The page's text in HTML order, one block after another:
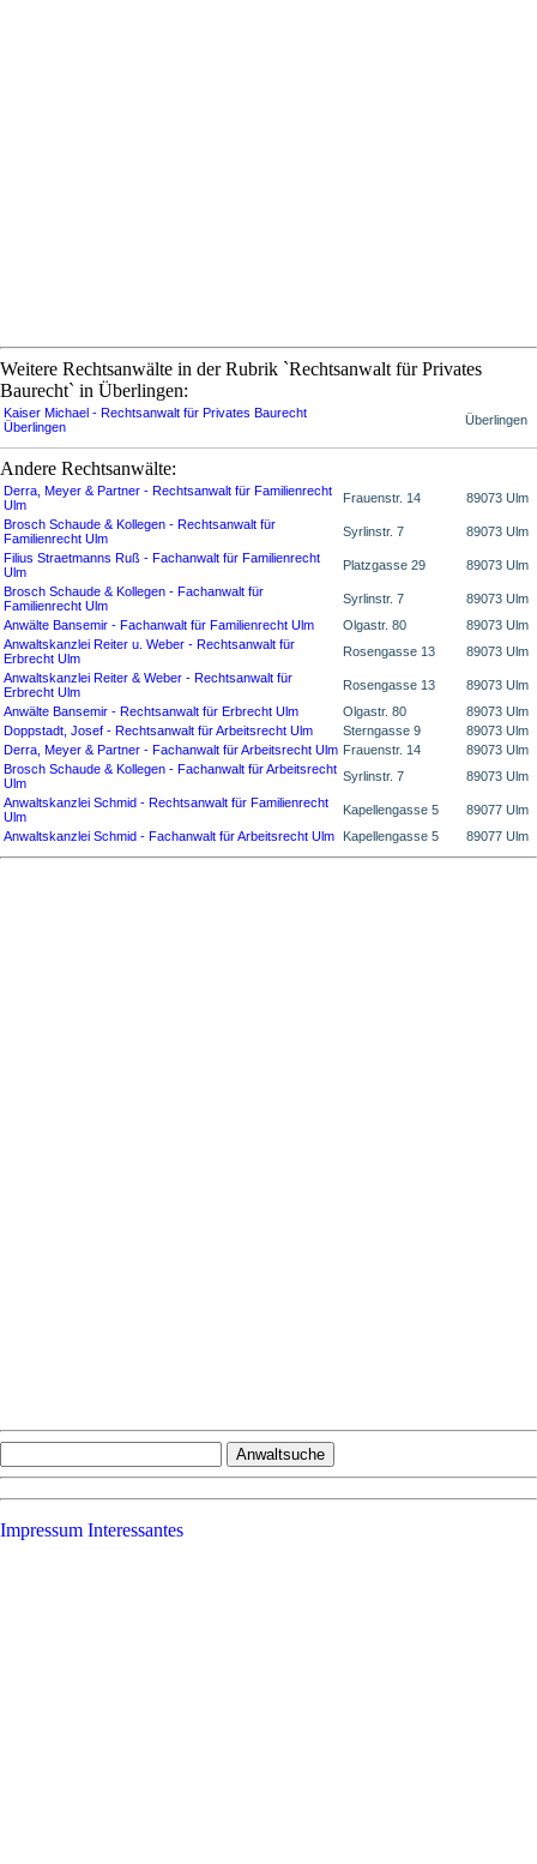
Weitere Rechtsanwälte in der Rubrik `Rechtsanwalt für Privates
Baurecht` in Überlingen:
Kaiser Michael - Rechtsanwalt für Privates Baurecht
Überlingen
Überlingen
Andere Rechtsanwälte:
Derra, Meyer & Partner - Rechtsanwalt für Familienrecht
Ulm
Frauenstr. 14
89073 Ulm
Brosch Schaude & Kollegen - Rechtsanwalt für
Familienrecht Ulm
Syrlinstr. 7
89073 Ulm
Filius Straetmanns Ruß - Fachanwalt für Familienrecht
Ulm
Platzgasse 29
89073 Ulm
Brosch Schaude & Kollegen - Fachanwalt für
Familienrecht Ulm
Syrlinstr. 7
89073 Ulm
Anwälte Bansemir - Fachanwalt für Familienrecht Ulm
Olgastr. 80
89073 Ulm
Anwaltskanzlei Reiter u. Weber - Rechtsanwalt für
Erbrecht Ulm
Rosengasse 13
89073 Ulm
Anwaltskanzlei Reiter & Weber - Rechtsanwalt für
Erbrecht Ulm
Rosengasse 13
89073 Ulm
Anwälte Bansemir - Rechtsanwalt für Erbrecht Ulm
Olgastr. 80
89073 Ulm
Doppstadt, Josef - Rechtsanwalt für Arbeitsrecht Ulm
Sterngasse 9
89073 Ulm
Derra, Meyer & Partner - Fachanwalt für Arbeitsrecht Ulm Frauenstr. 14
89073 Ulm
Brosch Schaude & Kollegen - Fachanwalt für Arbeitsrecht
Ulm
Syrlinstr. 7
89073 Ulm
Anwaltskanzlei Schmid - Rechtsanwalt für Familienrecht
Ulm
Kapellengasse 5
89077 Ulm
Anwaltskanzlei Schmid - Fachanwalt für Arbeitsrecht Ulm
Kapellengasse 5 89077 Ulm
Impressum Interessantes